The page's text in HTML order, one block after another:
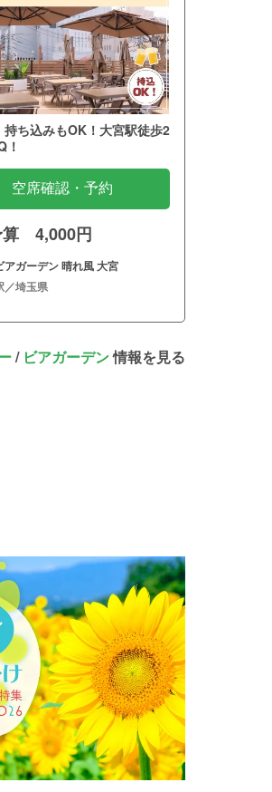
持ち込みもOK！大宮駅徒歩2
！
空席確認・予約
算 4,000円
アガーデン 晴れ風 大宮
／埼玉県
/ ビアガーデン情報を見る